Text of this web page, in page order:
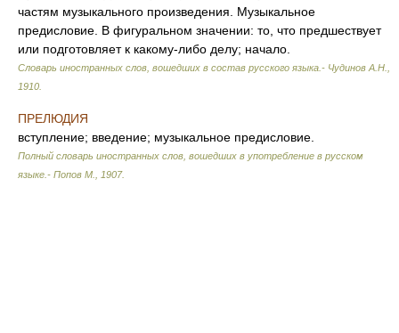
частям музыкального произведения. Музыкальное
предисловие. В фигуральном значении: то, что предшествует
или подготовляет к какому-либо делу; начало.
Словарь иностранных слов, вошедших в состав русского языка.- Чудинов А.Н.
1910
ПРЕЛЮДИЯ
вступление; введение; музыкальное предисловие.
Полный словарь иностранных слов, вошедших в употребление в русском
языке.- Попов М.
1907.